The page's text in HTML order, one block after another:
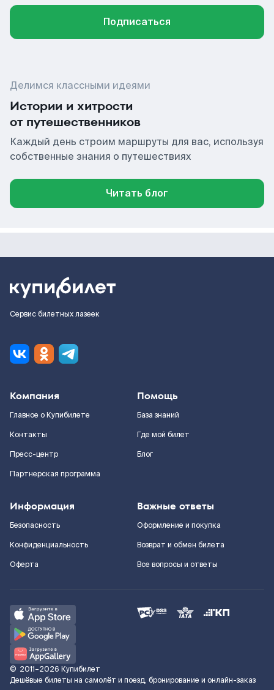
Подписаться
Делимся классными идеями
Истории и хитрости
от путешественников
Каждый день строим маршруты для вас, используя
собственные знания о путешествиях
Читать блог
Сервис билетных лазеек
Компания
Главное о Купибилете
Контакты
Пресс-центр
Партнерская программа
Помощь
База знаний
Где мой билет
Блог
Информация
Безопасность
Конфиденциальность
Оферта
Важные ответы
Оформление и покупка
Возврат и обмен билета
Все вопросы и ответы
© 2011–2026 Купибилет
Дешёвые билеты на самолёт и поезд, бронирование и онлайн-заказ